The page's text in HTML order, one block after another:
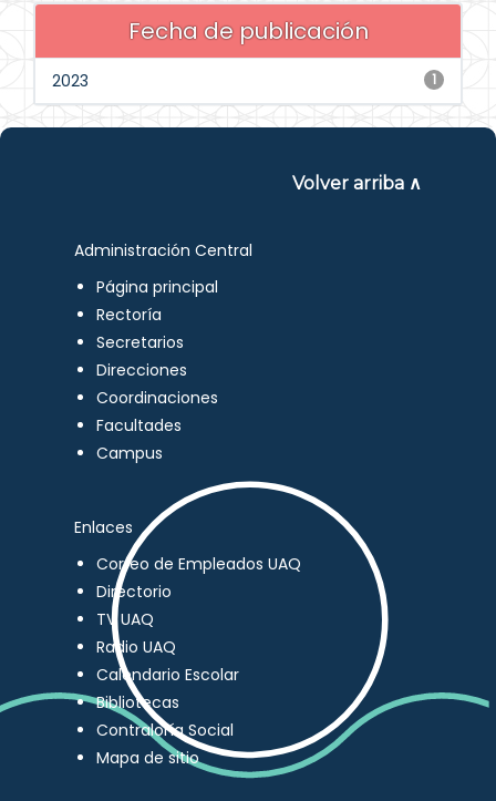
Fecha de publicación
1
2023
Volver arriba ∧
Administración Central
Página principal
Rectoría
Secretarios
Direcciones
Coordinaciones
Facultades
Campus
Enlaces
Correo de Empleados UAQ
Directorio
TV UAQ
Radio UAQ
Calendario Escolar
Bibliotecas
Contraloría Social
Mapa de sitio